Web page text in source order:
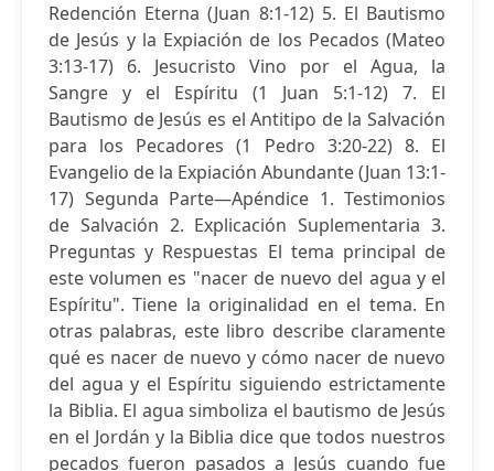
Redención Eterna (Juan 8:1-12) 5. El Bautismo
de Jesús y la Expiación de los Pecados (Mateo
3:13-17) 6. Jesucristo Vino por el Agua, la
Sangre y el Espíritu (1 Juan 5:1-12) 7. El
Bautismo de Jesús es el Antitipo de la Salvación
para los Pecadores (1 Pedro 3:20-22) 8. El
Evangelio de la Expiación Abundante (Juan 13:1-
17) Segunda Parte—Apéndice 1. Testimonios
de Salvación 2. Explicación Suplementaria 3.
Preguntas y Respuestas El tema principal de
este volumen es "nacer de nuevo del agua y el
Espíritu". Tiene la originalidad en el tema. En
otras palabras, este libro describe claramente
qué es nacer de nuevo y cómo nacer de nuevo
del agua y el Espíritu siguiendo estrictamente
la Biblia. El agua simboliza el bautismo de Jesús
en el Jordán y la Biblia dice que todos nuestros
pecados fueron pasados a Jesús cuando fue